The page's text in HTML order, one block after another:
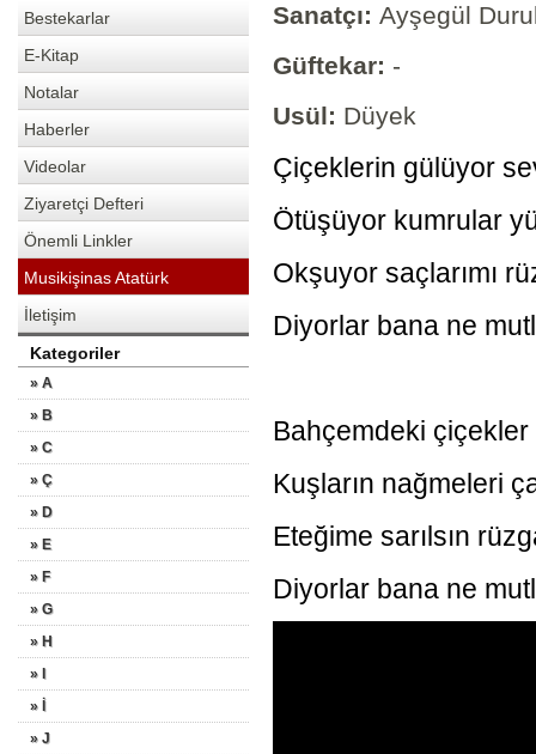
Bestekarlar
E-Kitap
Notalar
Haberler
Videolar
Ziyaretçi Defteri
Önemli Linkler
Musikişinas Atatürk
İletişim
Kategoriler
» A
» B
» C
» Ç
» D
» E
» F
» G
» H
» I
» İ
» J
Sanatçı: Ayşegül
Güftekar: -
Usül: Düyek
Çiçeklerin gülüyor
Ötüşüyor kumrular
Okşuyor saçlarımı
Diyorlar bana ne
Bahçemdeki
Kuşların nağmeleri
Eteğime sarılsın
Diyorlar bana ne